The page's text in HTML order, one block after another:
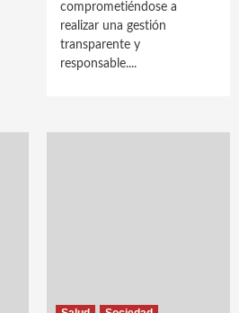
comprometiéndose a
realizar una gestión
transparente y
responsable....